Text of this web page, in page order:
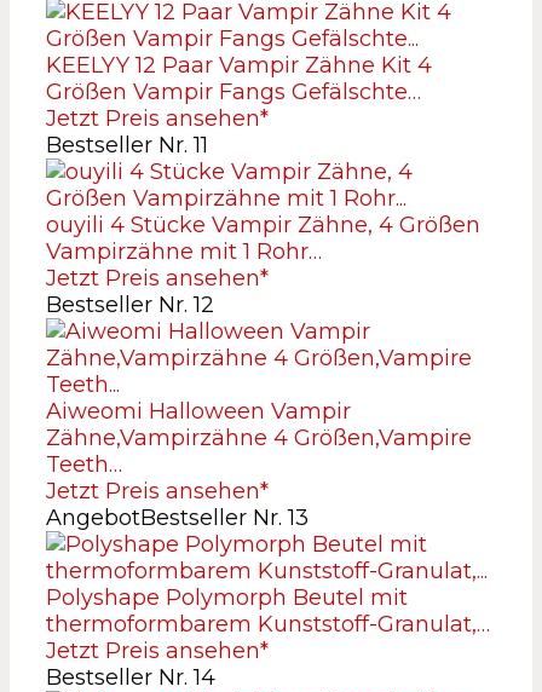
KEELYY 12 Paar Vampir Zähne Kit 4
Größen Vampir Fangs Gefälschte…
Jetzt Preis ansehen*
Bestseller Nr. 11
ouyili 4 Stücke Vampir Zähne, 4 Größen
Vampirzähne mit 1 Rohr…
Jetzt Preis ansehen*
Bestseller Nr. 12
Aiweomi Halloween Vampir
Zähne,Vampirzähne 4 Größen,Vampire
Teeth…
Jetzt Preis ansehen*
AngebotBestseller Nr. 13
Polyshape Polymorph Beutel mit
thermoformbarem Kunststoff-Granulat,…
Jetzt Preis ansehen*
Bestseller Nr. 14